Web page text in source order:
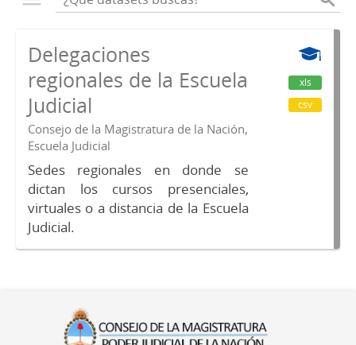
Delegaciones
regionales de la Escuela
Judicial
Consejo de la Magistratura de la Nación,
Escuela Judicial
Sedes regionales en donde se
dictan los cursos presenciales,
virtuales o a distancia de la Escuela
Judicial.
xls
csv